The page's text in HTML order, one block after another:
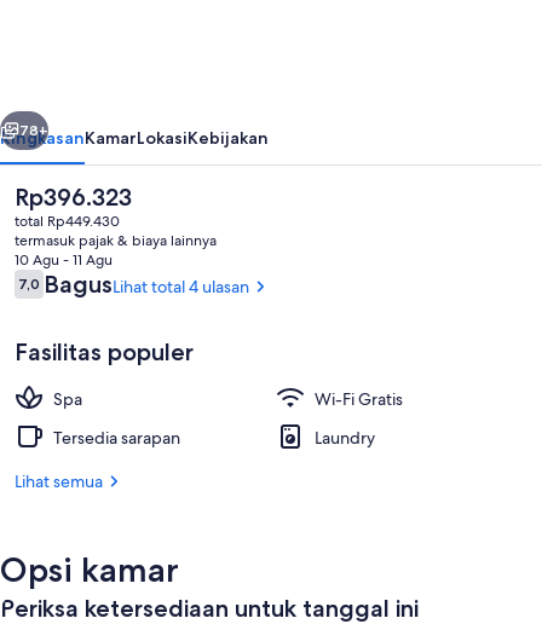
Quoc
Teras/patio
Berikutnya
78+
RingkasanKamarLokasiKebijakan
Harga
saat
ini
Rp396.323
Rp396.323
total Rp449.430
termasuk pajak & biaya lainnya
10 Agu - 11 Agu
Ulasan
7,07,0 dari 10
BagusLihat total 4 ulasan
Fasilitas populer
Spa
Wi-Fi Gratis
Tersedia sarapan
Laundry
Lihat semua
Opsi kamar
Periksa ketersediaan untuk tanggal ini